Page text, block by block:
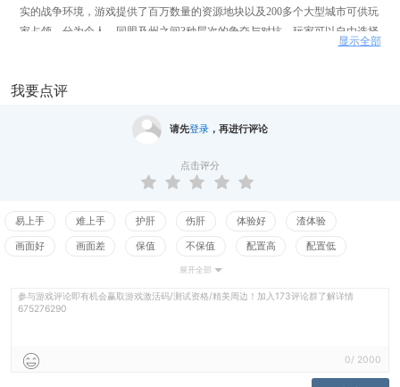
实的战争环境，游戏提供了百万数量的资源地块以及200多个大型城市可供玩
家占领，分为个人、同盟及州之间3种层次的争夺与对抗。玩家可以自由选择
显示全部
我要点评
请先登录，再进行评论
点击评分
易上手 难上手 护肝 伤肝 体验好 渣体验
画面好 画面差 保值 不保值 配置高 配置低
激情
弱社交
展开全部
参与游戏评论即有机会赢取游戏激活码/测试资格/精美周边！加入173评论群了解详情
675276290
0/ 2000